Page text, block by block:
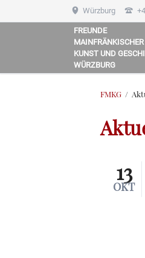
Würzburg
FREUNDE
MAINFRÄNKISCHER
KUNST UND
WÜRZBURG
FMKG
13
OKT